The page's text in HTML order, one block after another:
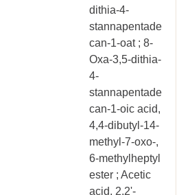
dithia-4-
stannapentade
can-1-oat ; 8-
Oxa-3,5-dithia-
4-
stannapentade
can-1-oic acid,
4,4-dibutyl-14-
methyl-7-oxo-,
6-methylheptyl
ester ; Acetic
acid, 2,2'-